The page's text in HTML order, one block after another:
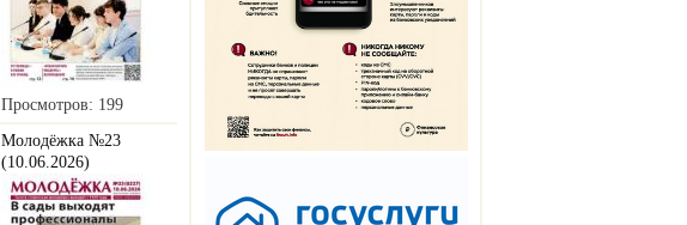
Просмотров: 199
Молодёжка №23
(10.06.2026)